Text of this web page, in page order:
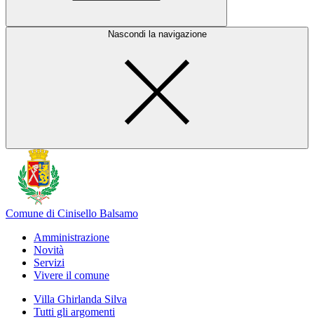
Nascondi la navigazione
Comune di Cinisello Balsamo
Amministrazione
Novità
Servizi
Vivere il comune
Villa Ghirlanda Silva
Tutti gli argomenti